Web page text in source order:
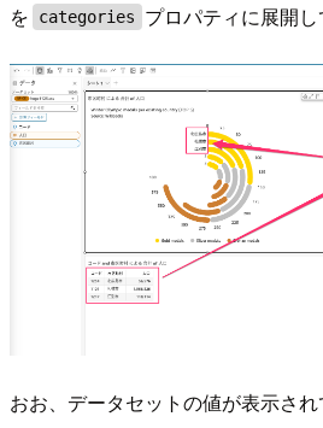
を
categories プロパティに展開し
おお、データセットの値が表示さ